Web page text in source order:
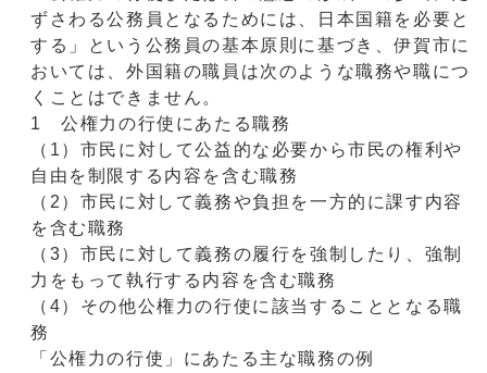
ずさわる公務員となるためには、日本国籍を必要と
する」という公務員の基本原則に基づき、伊賀市に
おいては、外国籍の職員は次のような職務や職につ
くことはできません。
1 公権力の行使にあたる職務
（1）市民に対して公益的な必要から市民の権利や
自由を制限する内容を含む職務
（2）市民に対して義務や負担を一方的に課す内容
を含む職務
（3）市民に対して義務の履行を強制したり、強制
力をもって執行する内容を含む職務
（4）その他公権力の行使に該当することとなる職
務
「公権力の行使」にあたる主な職務の例